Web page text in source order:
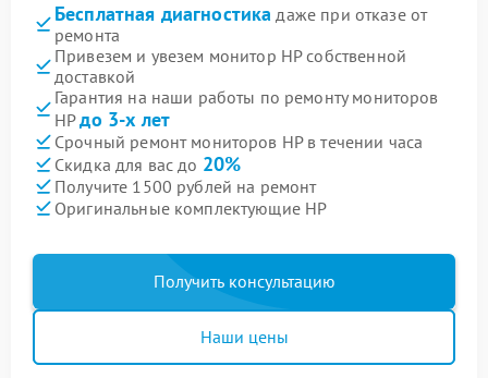
Бесплатная диагностика даже при отказе от
ремонта
Привезем и увезем монитор HP собственной
доставкой
Гарантия на наши работы по ремонту мониторов
HPдо 3-х лет
Срочный ремонт мониторов HP в течении часа
Скидка для вас до 20%
Получите 1500 рублей на ремонт
Оригинальные комплектующие HP
Получить консультацию
Наши цены